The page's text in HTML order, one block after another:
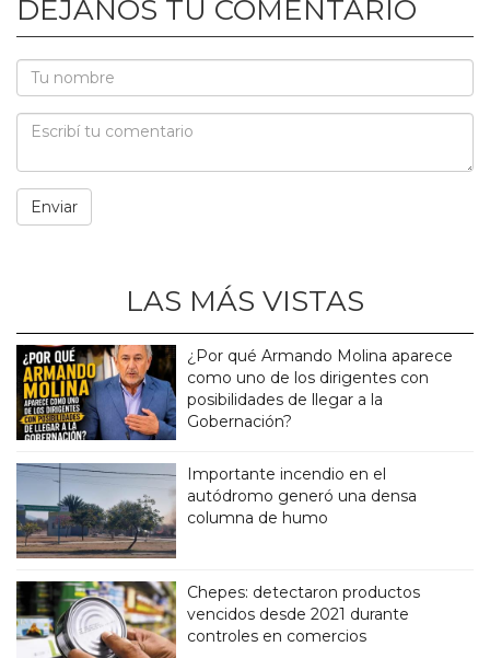
DEJANOS TU COMENTARIO
LAS MÁS VISTAS
¿Por qué Armando Molina aparece
como uno de los dirigentes con
posibilidades de llegar a la
Gobernación?
Importante incendio en el
autódromo generó una densa
columna de humo
Chepes: detectaron productos
vencidos desde 2021 durante
controles en comercios